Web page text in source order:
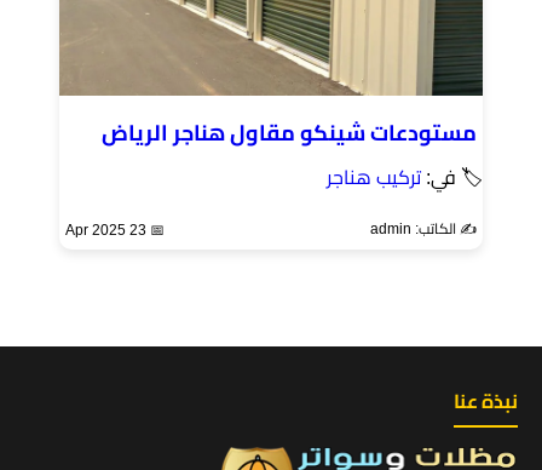
مستودعات شينكو مقاول هناجر الرياض
🏷 في:تركيب هناجر
✍️ الكاتب: admin 📅 23 Apr 2025
نبذة عنا